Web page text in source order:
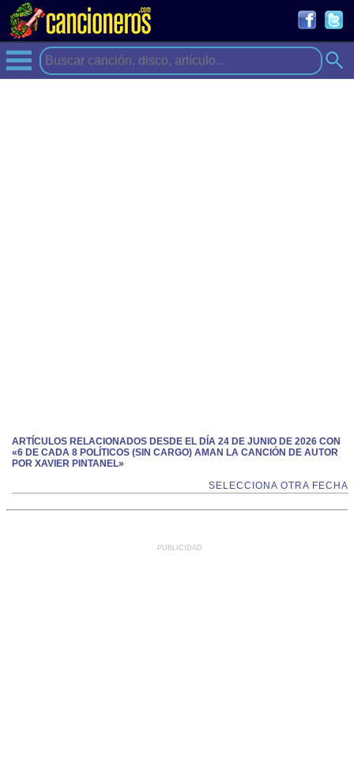
ARTÍCULOS RELACIONADOS DESDE EL DÍA 24 DE JUNIO DE 2026 CON
«6 DE CADA 8 POLÍTICOS (SIN CARGO) AMAN LA CANCIÓN DE AUTOR
POR XAVIER PINTANEL»
SELECCIONA OTRA FECHA
PUBLICIDAD